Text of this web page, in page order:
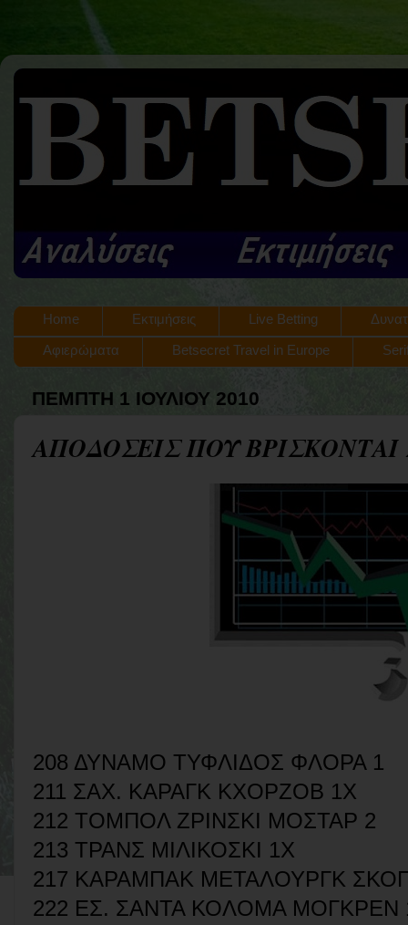
Home Εκτιμήσεις Live Betting
Αφιερώματα
Betsecret Travel in Europe
ΠΈΜΠΤΗ 1 ΙΟΥΛΊΟΥ 2010
ΑΠΟΔΟΣΕΙΣ ΠΟΥ
208 ΔΥΝΑΜΟ ΤΥΦΛΙΔΟΣ ΦΛΟΡΑ 1
211 ΣΑΧ. ΚΑΡΑΓΚ ΚΧΟΡΖΟΒ 1Χ
212 ΤΟΜΠΟΛ ΖΡΙΝΣΚΙ ΜΟΣΤΑΡ 2
213 ΤΡΑΝΣ ΜΙΛΙΚΟΣΚΙ 1Χ
217 ΚΑΡΑΜΠΑΚ ΜΕΤΑΛΟΥΡΓΚ
222 ΕΣ. ΣΑΝΤΑ ΚΟΛΟΜΑ ΜΟΓΚΡΕΝ